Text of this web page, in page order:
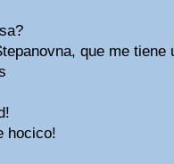
que me tiene
hocico!